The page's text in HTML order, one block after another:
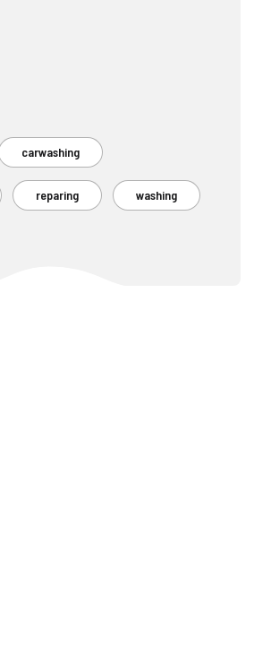
carwashing
reparing washing